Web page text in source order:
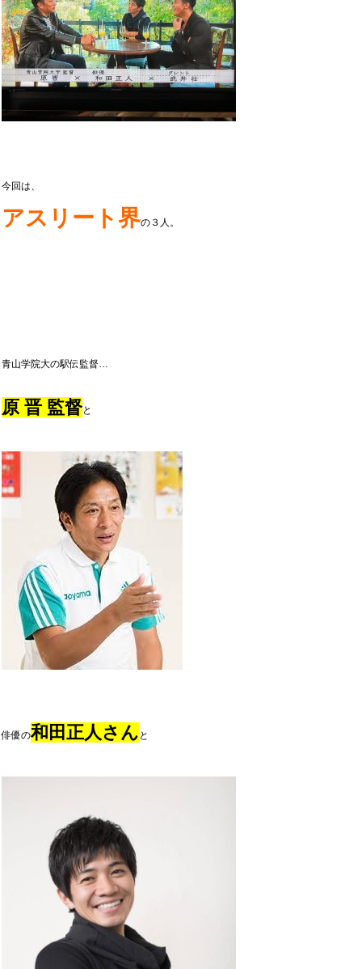
今回は、
アスリート界の３人。
青山学院大の駅伝監督…
原 晋 監督と
俳優の和 田 正人さん と